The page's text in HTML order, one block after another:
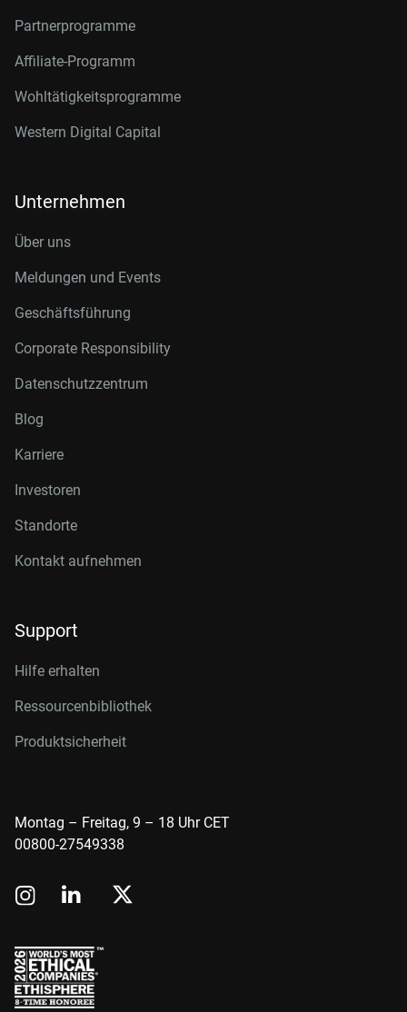
Partnerprogramme
Affiliate-Programm
Wohltätigkeitsprogramme
Western Digital Capital
Unternehmen
Über uns
Meldungen und Events
Geschäftsführung
Corporate Responsibility
Datenschutzzentrum
Blog
Karriere
Investoren
Standorte
Kontakt aufnehmen
Support
Hilfe erhalten
Ressourcenbibliothek
Produktsicherheit
Montag – Freitag, 9 – 18 Uhr CET
00800-27549338